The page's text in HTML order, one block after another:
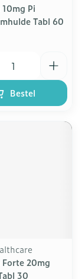
Pi
Tabl 60
Bestel
Forte 20mg
30